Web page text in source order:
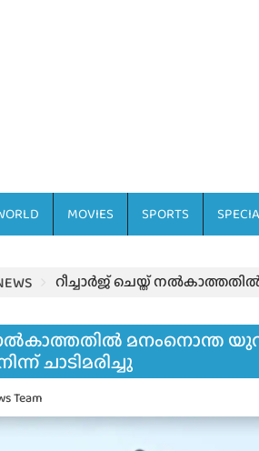
MOVIES SPORTS
റീച്ചാർജ് ചെയ്ത്
നൽകാത്തതിൽ മനംനൊന്ത
ചാടിമരിച്ചു
Team